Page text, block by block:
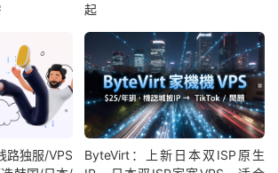
起
路独服/VPS
ByteVirt：上新日本双ISP原生